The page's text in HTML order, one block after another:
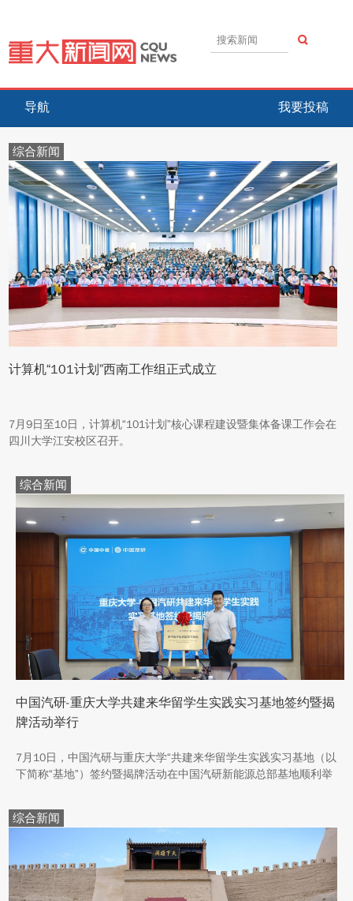
导航 我要投稿
综合新闻
计算机“101计划”西南工作组正式成立
7月9日至10日，计算机“101计划”核心课程建设暨集体备课工作会在
四川大学江安校区召开。
综合新闻
中国汽研-重庆大学共建来华留学生实践实习基地签约暨揭
牌活动举行
7月10日，中国汽研与重庆大学“共建来华留学生实践实习基地（以
下简称“基地”）签约暨揭牌活动在中国汽研新能源总部基地顺利举
与交流处处长兼留学生事务管理中心主任阳春出席活动，双方相关
职能负责人、教师代表及来华留学生代表共同参与。
综合新闻